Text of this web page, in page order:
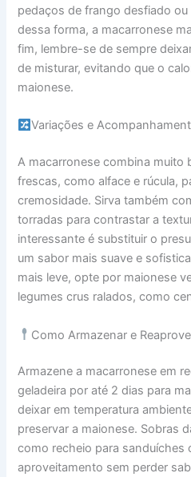
pedaços de frango desfiado
dessa forma, a macarronese
fim, lembre-se de sempre
de misturar, evitando que o
maionese.
Variações e
A macarronese combina muito
frescas, como alface e rúcula,
cremosidade. Sirva também
torradas para contrastar a
interessante é substituir o
um sabor mais suave e
mais leve, opte por maionese
legumes crus ralados, como
Como Armazenar e
Armazene a macarronese em
geladeira por até 2 dias para
deixar em temperatura
preservar a maionese. Sobras
como recheio para sanduíches
aproveitamento sem perder